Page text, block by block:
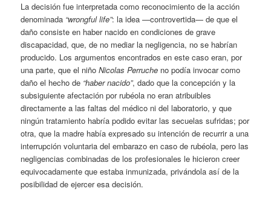
La decisión fue interpretada como reconocimiento de la acción
denominada “wrongful life”: la idea —controvertida— de que el
daño consiste en haber nacido en condiciones de grave
discapacidad, que, de no mediar la negligencia, no se habrían
producido. Los argumentos encontrados en este caso eran, por
una parte, que el niñoNicolas Perruche no podía invocar como
daño el hecho de “haber nacido”, dado que la concepción y la
subsiguiente afectación por rubéola no eran atribuibles
directamente a las faltas del médico ni del laboratorio, y que
ningún tratamiento habría podido evitar las secuelas sufridas; por
otra, que la madre había expresado su intención de recurrir a una
interrupción voluntaria del embarazo en caso de rubéola, pero las
negligencias combinadas de los profesionales le hicieron creer
equivocadamente que estaba inmunizada, privándola así de la
posibilidad de ejercer esa decisión.